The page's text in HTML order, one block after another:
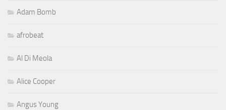
Adam Bomb
afrobeat
Al Di Meola
Alice Cooper
Angus Young